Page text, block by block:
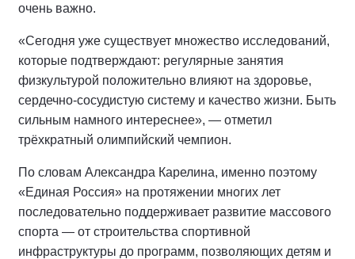
очень важно.
«Сегодня уже существует множество исследований,
которые подтверждают: регулярные занятия
физкультурой положительно влияют на здоровье,
сердечно-сосудистую систему и качество жизни. Быть
сильным намного интереснее», — отметил
трёхкратный олимпийский чемпион.
По словам Александра Карелина, именно поэтому
«Единая Россия» на протяжении многих лет
последовательно поддерживает развитие массового
спорта — от строительства спортивной
инфраструктуры до программ, позволяющих детям и